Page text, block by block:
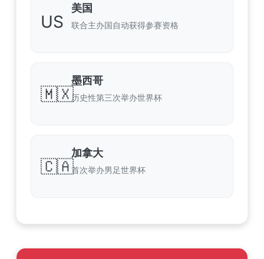
US
美国
联合主办国自动获得参赛资格
🇲🇽
墨西哥
历史性第三次举办世界杯
🇨🇦
加拿大
首次举办男足世界杯